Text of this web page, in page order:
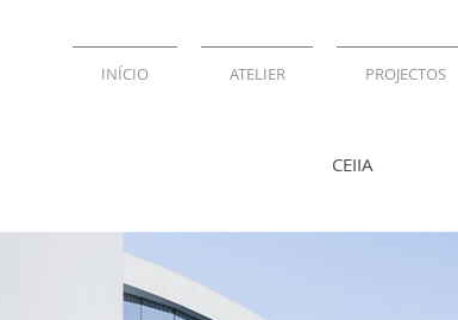
INÍCIO ATELIER PROJECTOS
CEIIA